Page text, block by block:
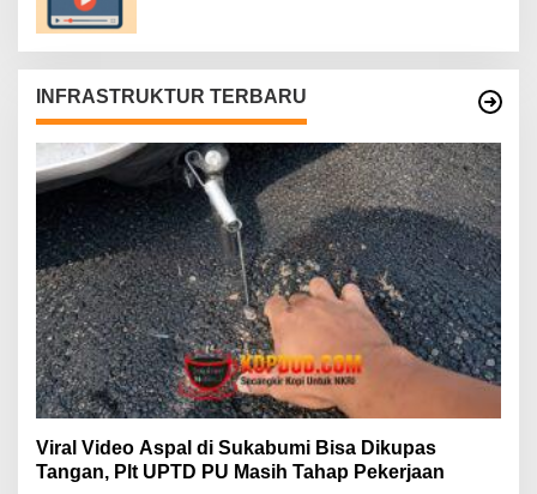
INFRASTRUKTUR TERBARU
Viral Video Aspal di Sukabumi Bisa Dikupas
Tangan, Plt UPTD PU Masih Tahap Pekerjaan